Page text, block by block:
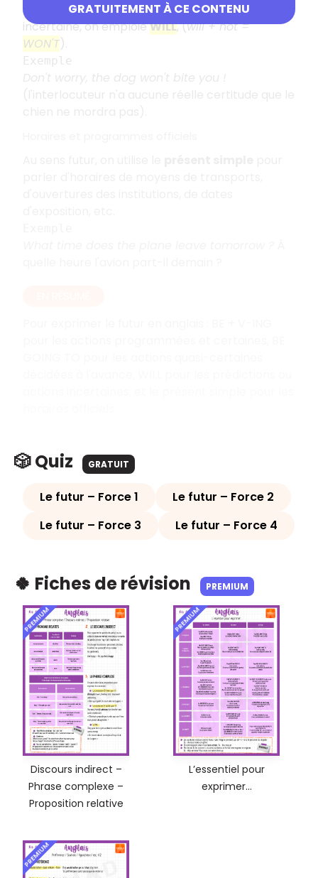
GRATUITEMENT À CE CONTENU
Si on veut prédire une action ou si elle est
incertaine, on emploieWILL, (will + not =
WON'T).
Exemple
🎲 Quiz GRATUIT
Le futur – Force 1
Le futur – Force 2
Le futur – Force 3
Le futur – Force 4
🍀 Fiches de révision PREMIUM
PREMIUM
Discours indirect –
Phrase complexe –
Proposition relative
PREMIUM
L’essentiel pour
exprimer…
PREMIUM